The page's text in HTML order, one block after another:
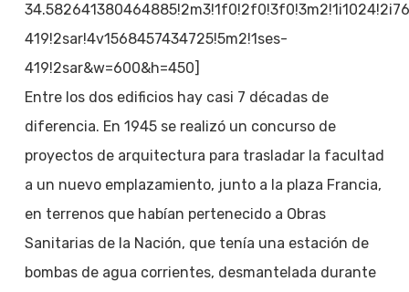
419!2sar!4v1568457434725!5m2!1ses-
419!2sar&w=600&h=450]
Entre los dos edificios hay casi 7 décadas de
diferencia. En 1945 se realizó un concurso de
proyectos de arquitectura para trasladar la facultad
a un nuevo emplazamiento, junto a la plaza Francia,
en terrenos que habían pertenecido a Obras
Sanitarias de la Nación, que tenía una estación de
bombas de agua corrientes, desmantelada durante